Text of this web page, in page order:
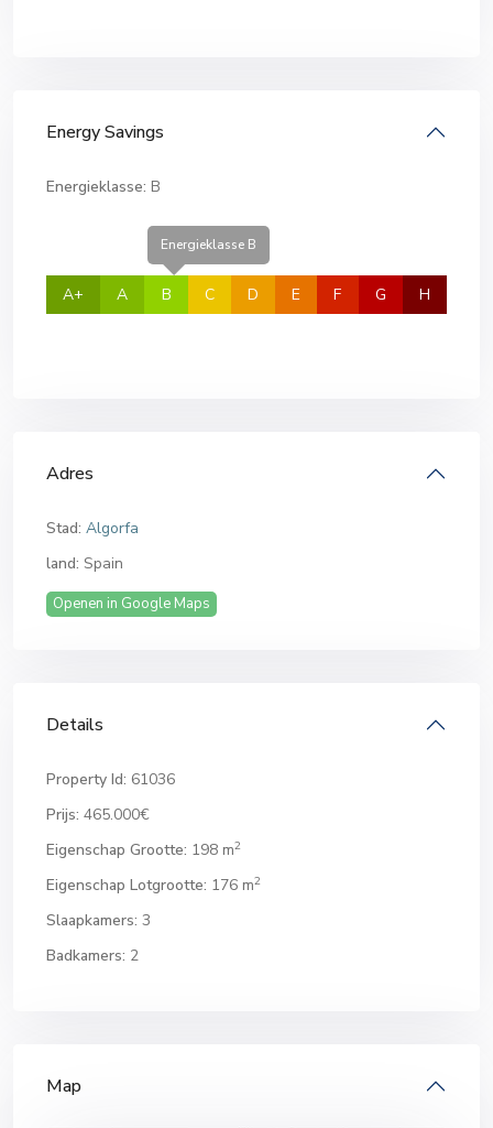
Energy Savings
Energieklasse: B
A+ A
Energieklasse B
B C D E F G H
Adres
Stad: Algorfa
land: Spain
Openen in Google Maps
Details
Property Id: 61036
Prijs: 465.000€
Eigenschap Grootte: 198 m2
Eigenschap Lotgrootte: 176 m2
Slaapkamers: 3
Badkamers: 2
Map